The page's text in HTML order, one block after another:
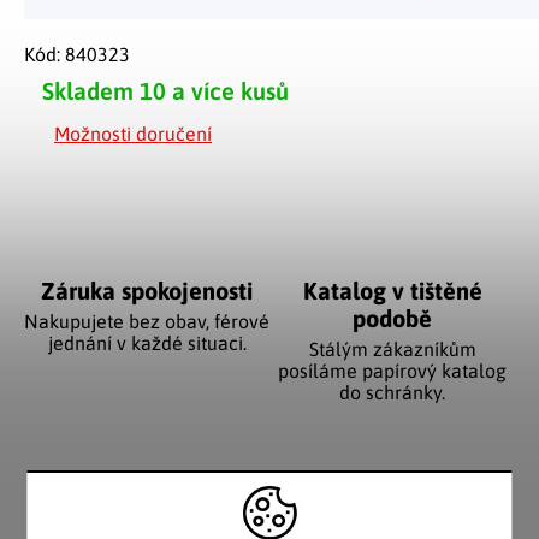
Skladem 10 a více kusů
Možnosti doručení
Kód: 840323
Záruka spokojenosti
Nakupujete bez obav, férové
jednání v každé situaci.
Katalog v tištěné
podobě
Stálým zákazníkům
posíláme papírový katalog
do schránky.
Z českých skladů pro české